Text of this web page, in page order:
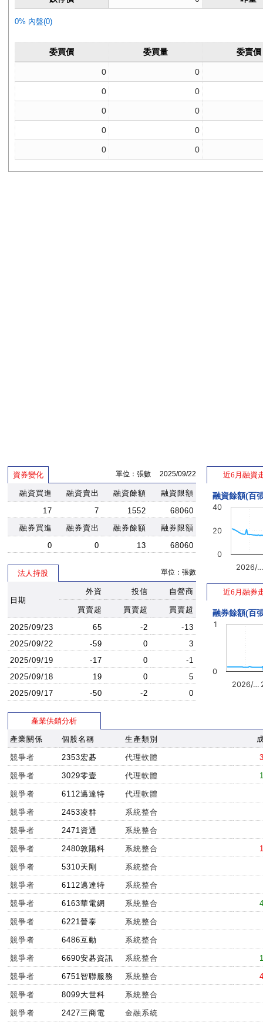
資券變化 單位：張數 2025/09/22
融資買進 融資賣出 融資餘額
融資限額
17
7 1552
68060
融券買進
融券賣出 融券餘額
融券限額
0
0 13 68060
法人持股 單位：張數
日期
外資 投信 自營商
買賣超 買賣超
買賣超
2025/09/23
65 -2
-13
2025/09/22
-59 0
3
2025/09/19
-17 0
-1
2025/09/18
19 0
5
2025/09/17
-50 -2 0
近6月融資
融資餘額(百
2026/
0
20
40
近6月融券
融券餘額(百
2026/…
0
1
產業供銷分析
產業關係 個股名稱 生產類別
競爭者 2353宏碁 代理軟體
競爭者 3029零壹 代理軟體
競爭者 6112邁達特 代理軟體
競爭者 2453凌群 系統整合
競爭者 2471資通 系統整合
競爭者 2480敦陽科 系統整合
競爭者 5310天剛 系統整合
競爭者 6112邁達特 系統整合
競爭者 6163華電網 系統整合
競爭者 6221晉泰 系統整合
競爭者 6486互動 系統整合
競爭者 6690安碁資訊 系統整合
競爭者 6751智聯服務 系統整合
競爭者 8099大世科 系統整合
競爭者 2427三商電 金融系統